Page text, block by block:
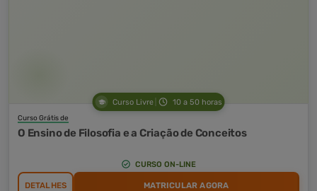
Curso Livre 10 a 50 horas
Curso Grátis de
O Ensino de Filosofia e a Criação de Conceitos
CURSO ON-LINE
DETALHES MATRICULAR AGORA